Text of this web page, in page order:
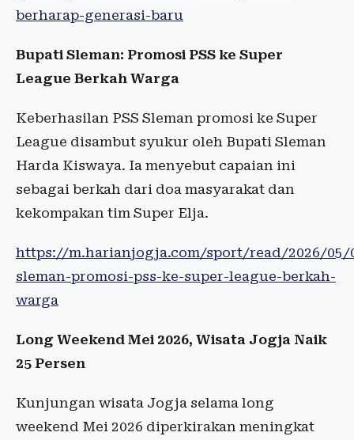
berharap-generasi-baru
Bupati Sleman: Promosi PSS ke Super
League Berkah Warga
Keberhasilan PSS Sleman promosi ke Super
League disambut syukur oleh Bupati Sleman
Harda Kiswaya. Ia menyebut capaian ini
sebagai berkah dari doa masyarakat dan
kekompakan tim Super Elja.
https://m.harianjogja.com/sport/read/2026/05/
sleman-promosi-pss-ke-super-league-berkah-
warga
Long Weekend Mei 2026, Wisata Jogja Naik
25 Persen
Kunjungan wisata Jogja selama long
weekend Mei 2026 diperkirakan meningkat